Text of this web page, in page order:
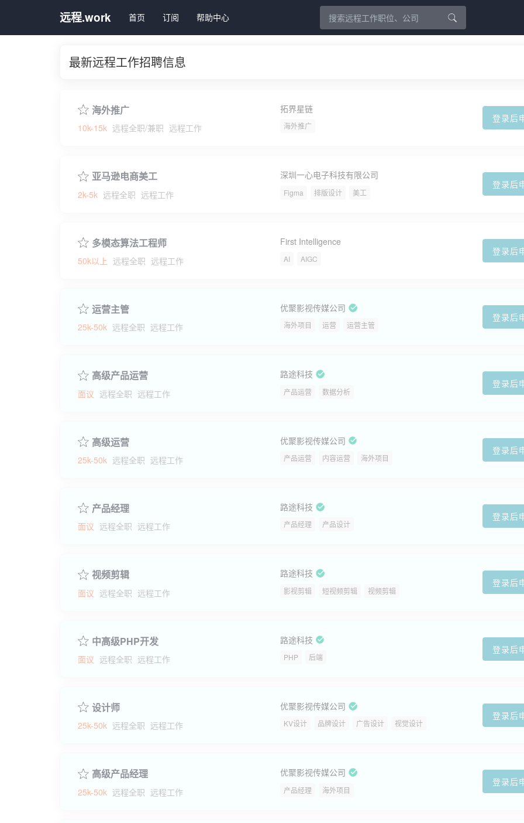
远程.work 首页 订阅 帮助中心
最新远程工作招聘信息
海外推广
10k-15k 远程全职/兼职 远程工作
拓界星链
海外推广
登录后
亚马逊电商美工
2k-5k 远程全职 远程工作
深圳一心电子科技有限公司
Figma 排版设计 美工
登录后
多模态算法工程师
50k以上 远程全职 远程工作
First Intelligence
AI AIGC
登录后
运营主管
25k-50k 远程全职 远程工作
优聚影视传媒公司
海外项目 运营 运营主管
登录后
高级产品运营
面议 远程全职 远程工作
路途科技
产品运营 数据分析
登录后
高级运营
25k-50k 远程全职 远程工作
优聚影视传媒公司
产品运营 内容运营 海外项目
登录后
产品经理
面议 远程全职 远程工作
路途科技
产品经理 产品设计
登录后
视频剪辑
面议 远程全职 远程工作
路途科技
影视剪辑 短视频剪辑 视频剪辑
登录后
中高级PHP开发
面议 远程全职 远程工作
路途科技
PHP 后端
登录后
设计师
25k-50k 远程全职 远程工作
优聚影视传媒公司
KV设计 品牌设计 广告设计 视觉设计
登录后
高级产品经理
25k-50k 远程全职 远程工作
优聚影视传媒公司
产品经理 海外项目
登录后